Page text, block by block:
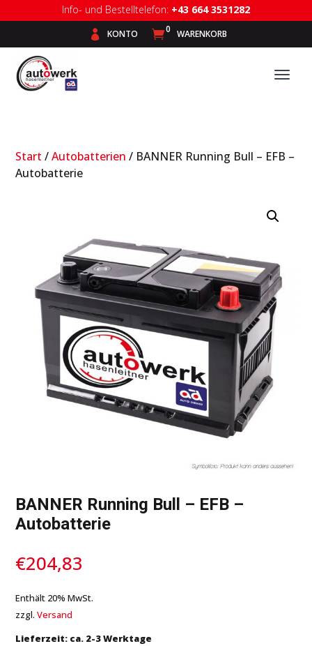
Info- und Bestelltelefon: +43 664 3531282
 KONTO 0 WARENKORB
Start /Autobatterien / BANNER Running Bull – EFB –
Autobatterie
BANNER Running Bull – EFB –
Autobatterie
€204,83
Enthält 20% MwSt.
zzgl.Versand
Lieferzeit: ca. 2-3 Werktage